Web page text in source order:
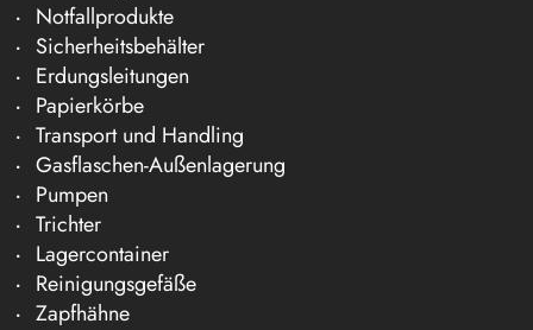
Notfallprodukte
Sicherheitsbehälter
Erdungsleitungen
Papierkörbe
Transport und Handling
Gasflaschen-Außenlagerung
Pumpen
Trichter
Lagercontainer
Reinigungsgefäße
Zapfhähne